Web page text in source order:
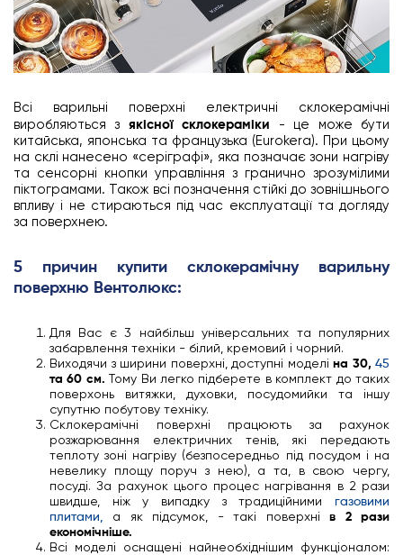
Всі варильні поверхні електричні склокерамічні
виробляються з якісної склокераміки - це може бути
китайська, японська та французька (Eurokera). При цьому
на склі нанесено «серіграфі», яка позначає зони нагріву
та сенсорні кнопки управління з гранично зрозумілими
піктограмами. Також всі позначення стійкі до зовнішнього
впливу і не стираються під час експлуатації та догляду
за поверхнею.
5 причин купити склокерамічну варильну
поверхню Вентолюкс:
Для Вас є 3 найбільш універсальних та популярних
забарвлення техніки - білий, кремовий і чорний.
Виходячи з ширини поверхні, доступні моделі на 30, 45
та 60 см. Тому Ви легко підберете в комплект до таких
поверхонь витяжки, духовки, посудомийки та іншу
супутню побутову техніку.
Склокерамічні поверхні працюють за рахунок
розжарювання електричних тенів, які передають
теплоту зоні нагріву (безпосередньо під посудом і на
невелику площу поруч з нею), а та, в свою чергу,
посуді. За рахунок цього процес нагрівання в 2 рази
швидше, ніж у випадку з традиційними газовими
плитами, а як підсумок, - такі поверхнів 2 рази
економічніше.
Всі моделі оснащені найнеобхіднішим функціоналом: